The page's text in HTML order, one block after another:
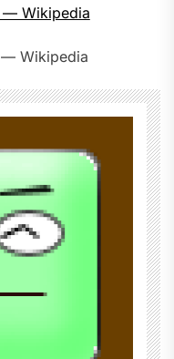
— Wikipedia
— Wikipedia